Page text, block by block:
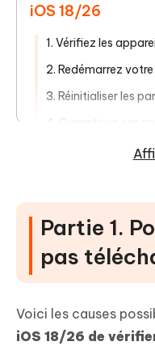
iOS 18/26
1. Vérifiez les
2. Redémarrez
3. Réinitialiser les
4. Garantir un
5. Utilisez iTunes/
Partie 1.
pas
Voici les causes
iOS 18/26 de